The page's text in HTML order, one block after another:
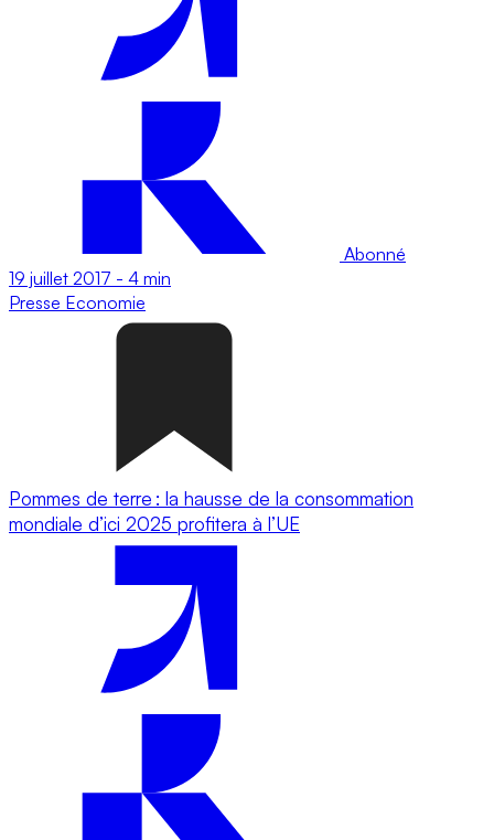
Abonné
19 juillet 2017 - 4 min
Presse Economie
Pommes de terre : la hausse de la consommation
mondiale d’ici 2025 profitera à l’UE